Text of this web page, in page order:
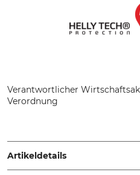
Verantwortlicher
Verordnung
München, Germany,
Artikeldetails